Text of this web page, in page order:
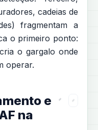
cadeias de
fragmentam a
o primeiro ponto:
o gargalo onde
operar.
e
na